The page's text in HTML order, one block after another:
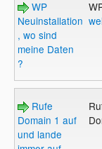
WP
Neuinstallation
, wo sind
meine Daten
?
Rufe
Domain 1 auf
und lande